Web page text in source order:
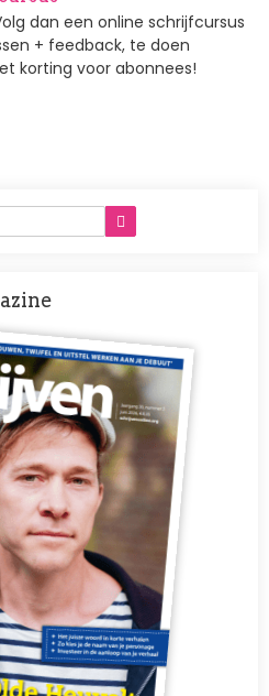
dan een online schrijfcursus
+ feedback, te doen
korting voor abonnees!